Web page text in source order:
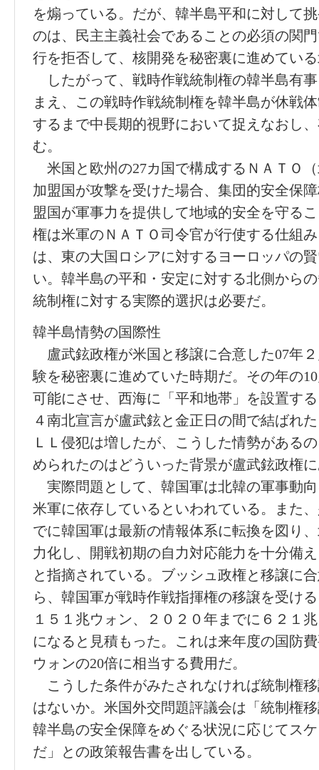
を煽っている。だが、韓半島平和に対して
のは、民主主義社会であることの必須の関
行を拒否して、核開発を秘密裏に進めてい
したがって、戦時作戦統制権の韓半島有
まえ、この戦時作戦統制権を韓半島が休戦
するまで中長期的視野において捉えなおし
む。
米国と欧州の27カ国で構成するＮＡＴＯ
加盟国が攻撃を受けた場合、集団的安全保
盟国が軍事力を提供して地域的安全を守る
権は米軍のＮＡＴＯ司令官が行使する仕組
は、東の大国ロシアに対するヨーロッパの
い。韓半島の平和・安定に対する北側から
統制権に対する実際的選択は必要だ。
韓半島情勢の国際性
盧武鉉政権が米国と移譲に合意した07年
験を秘密裏に進めていた時期だ。その年の
可能にさせ、西海に「平和地帯」を設置す
４南北宣言が盧武鉉と金正日の間で結ばれ
ＬＬ侵犯は増したが、こうした情勢がある
められたのはどういった背景が盧武鉉政権
実際問題として、韓国軍は北韓の軍事動
米軍に依存しているといわれている。また
でに韓国軍は最新の情報体系に転換を図り
力化し、開戦初期の自力対応能力を十分備
と指摘されている。ブッシュ政権と移譲に
ら、韓国軍が戦時作戦指揮権の移譲を受け
１５１兆ウォン、２０２０年までに６２１
になると見積もった。これは来年度の国防
ウォンの20倍に相当する費用だ。
こうした条件がみたされなければ統制権
はないか。米国外交問題評議会は「統制権
韓半島の安全保障をめぐる状況に応じてス
だ」との政策報告書を出している。